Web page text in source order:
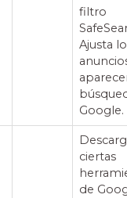
filtro
Ajusta
Google.
ciertas
de